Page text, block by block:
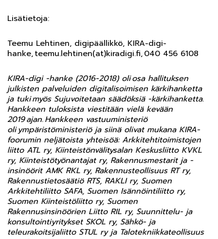
Lisätietoja:
Teemu Lehtinen, digipäällikkö, KIRA-digi-
hanke, teemu.lehtinen(at)kiradigi.fi, 040 456 6108
KIRA-digi -hanke (2016-2018) oli osa hallituksen
julkisten palveluiden digitalisoimisen kärkihanketta
ja tuki myös Sujuvoitetaan säädöksiä -kärkihanketta.
Hankkeen tuloksista viestitään vielä kevään
2019 ajan. Hankkeen vastuuministeriö
oli ympäristöministeriö ja siinä olivat mukana KIRA-
foorumin neljätoista yhteisöä: Arkkitehtitoimistojen
liitto ATL ry, Kiinteistönvälitysalan Keskusliitto KVKL
ry, Kiinteistötyönantajat ry, Rakennusmestarit ja -
insinöörit AMK RKL ry, Rakennusteollisuus RT ry,
Rakennustietosäätiö RTS, RAKLI ry, Suomen
Arkkitehtiliitto SAFA, Suomen Isännöintiliitto ry,
Suomen Kiinteistöliitto ry, Suomen
Rakennusinsinöörien Liitto RIL ry, Suunnittelu- ja
konsultointiyritykset SKOL ry, Sähkö- ja
teleurakoitsijaliitto STUL ry ja Talotekniikkateollisuus